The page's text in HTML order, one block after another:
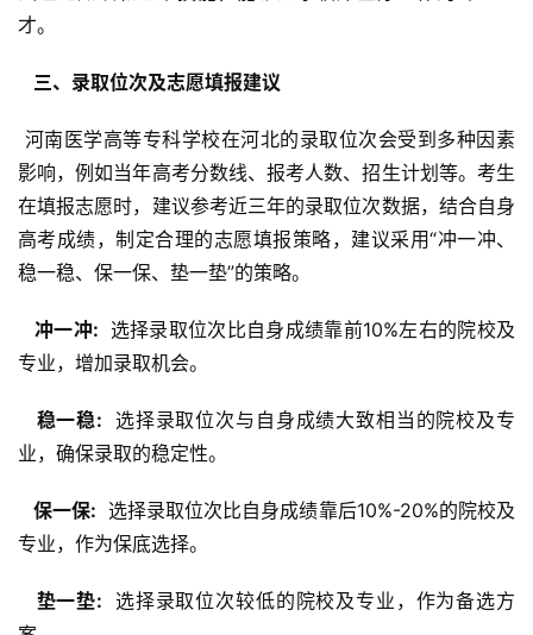
才。
  三、录取位次及志愿填报建议
影响，例如当年高考分数线、报考人数、招生计划等。考生
在填报志愿时，建议参考近三年的录取位次数据，结合自身
高考成绩，制定合理的志愿填报策略，建议采用“冲一冲、
稳一稳、保一保、垫一垫”的策略。
  冲一冲:
选择录取位次比自身成绩靠前10%左右的院校及
专业，增加录取机会。
  稳一稳:
选择录取位次与自身成绩大致相当的院校及专
业，确保录取的稳定性。
  保一保:
选择录取位次比自身成绩靠后10%-20%的院校及
专业，作为保底选择。
  垫一垫:
选择录取位次较低的院校及专业，作为备选方